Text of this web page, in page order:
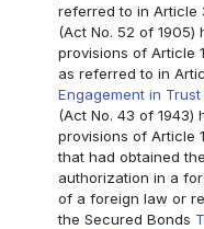
referred to in Article
(Act No. 52 of 1905)
provisions of Article
as referred to in
Engagement in
(Act No. 43 of 1943)
provisions of Article
that had obtained
authorization in a
of a foreign law or
the Secured Bonds